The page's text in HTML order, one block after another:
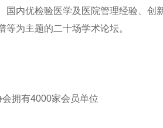
国内优检验医学及医院管理经验、创
为主题的二十场学术论坛。
会拥有4000家会员单位